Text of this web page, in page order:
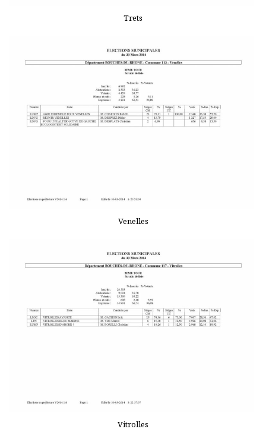
Trets
Venelles
Vitrolles